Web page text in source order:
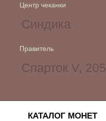
Центр чеканки
Правитель
КАТАЛОГ МОНЕТ